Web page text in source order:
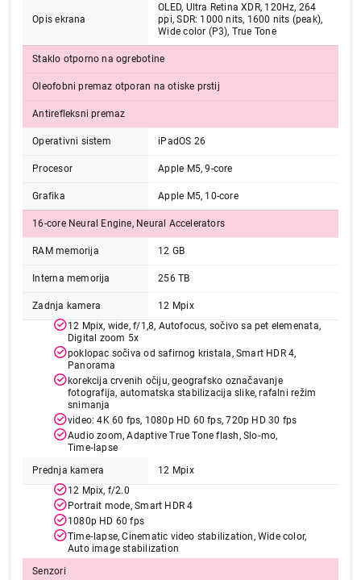
Opis ekrana
OLED, Ultra Retina XDR, 120Hz, 264
ppi, SDR: 1000 nits, 1600 nits (peak),
Wide color (P3), True Tone
Staklo otporno na ogrebotine
Oleofobni premaz otporan na otiske prstij
Antirefleksni premaz
Operativni sistem iPadOS 26
Procesor Apple M5, 9-core
Grafika Apple M5, 10-core
16-core Neural Engine, Neural Accelerators
RAM memorija 12 GB
Interna memorija 256 TB
Zadnja kamera
12 Mpix
12 Mpix, wide, f/1,8, Autofocus, sočivo sa pet elemenata,
Digital zoom 5x
poklopac sočiva od safirnog kristala, Smart HDR 4,
Panorama
korekcija crvenih očiju, geografsko označavanje
fotografija, automatska stabilizacija slike, rafalni režim
snimanja
video: 4K 60 fps, 1080p HD 60 fps, 720p HD 30 fps
Audio zoom, Adaptive True Tone flash, Slo‑mo,
Time‑lapse
Prednja kamera
12 Mpix
12 Mpix, f/2.0
Portrait mode, Smart HDR 4
1080p HD 60 fps
Time‑lapse, Cinematic video stabilization, Wide color,
Auto image stabilization
Senzori
TABLETI
APPLE 13-inch iPad Pro (M5) WiFi 256GB
with Standard Glass - Silver mdyk4hc/a
Proizvod je dodat u korpu.
Ukupno u korpi: 0,00
Nastavi kupovinu